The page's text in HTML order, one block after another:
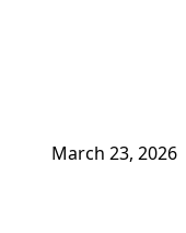
March 23, 2026